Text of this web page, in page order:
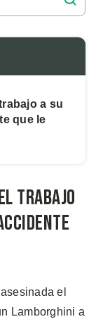
a su
que le
trabajo
el
Lamborghini a